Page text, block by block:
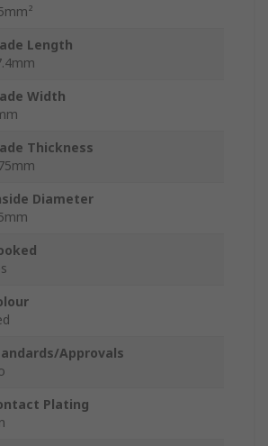
Length
Width
Thickness
Diameter
Approvals
Plating